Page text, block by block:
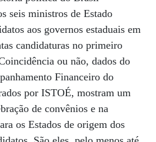
seis ministros de Estado
aos governos estaduais em
candidaturas no primeiro
ou não, dados do
Financeiro do
por ISTOÉ, mostram um
de convênios e na
os Estados de origem dos